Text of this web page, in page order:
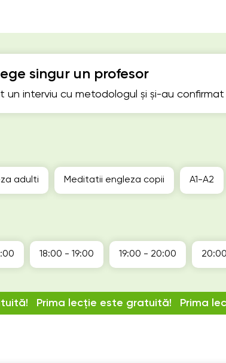
Prima lecție este gratuită! Prima
singur un profesor
un interviu cu metodologul și și-au
adulti Meditatii engleza copii А1-А2
18:00 - 19:00 19:00 - 20:00